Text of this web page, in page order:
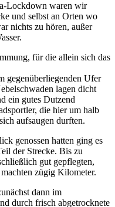
Lockdown waren wir
und selbst an Orten wo
nichts zu hören, außer
für die allein sich das
gegenüberliegenden Ufer
lagen dicht
ein gutes Dutzend
die hier um halb
aufsaugen durften.
genossen hatten ging es
der Strecke. Bis zu
gut gepflegten,
zügig Kilometer.
dann im
durch frisch abgetrocknete